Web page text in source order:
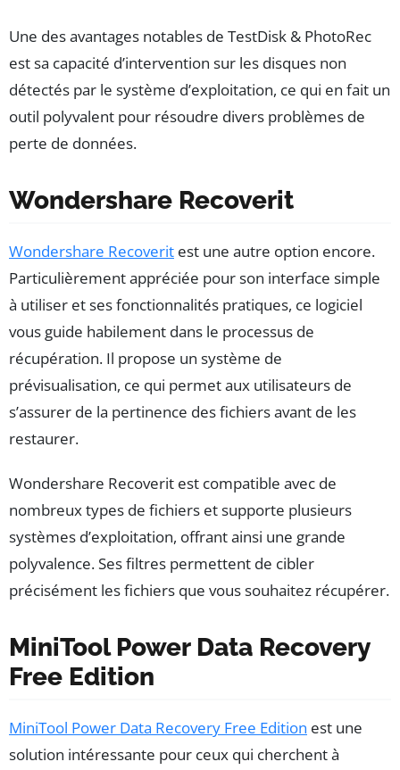
Une des avantages notables de TestDisk & PhotoRec
est sa capacité d’intervention sur les disques non
détectés par le système d’exploitation, ce qui en fait un
outil polyvalent pour résoudre divers problèmes de
perte de données.
Wondershare Recoverit
Wondershare Recoverit est une autre option encore.
Particulièrement appréciée pour son interface simple
à utiliser et ses fonctionnalités pratiques, ce logiciel
vous guide habilement dans le processus de
récupération. Il propose un système de
prévisualisation, ce qui permet aux utilisateurs de
s’assurer de la pertinence des fichiers avant de les
restaurer.
Wondershare Recoverit est compatible avec de
nombreux types de fichiers et supporte plusieurs
systèmes d’exploitation, offrant ainsi une grande
polyvalence. Ses filtres permettent de cibler
précisément les fichiers que vous souhaitez récupérer.
MiniTool Power Data Recovery
Free Edition
MiniTool Power Data Recovery Free Edition est une
solution intéressante pour ceux qui cherchent à